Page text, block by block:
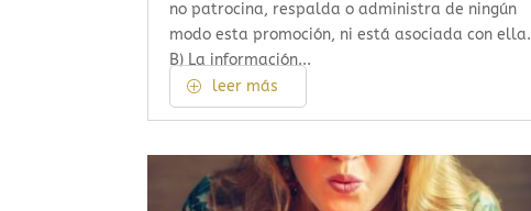
no patrocina, respalda o administra de ningún
modo esta promoción, ni está asociada con ella.
B) La información...
leer más